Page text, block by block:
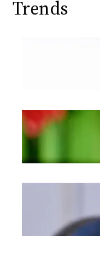
Trends